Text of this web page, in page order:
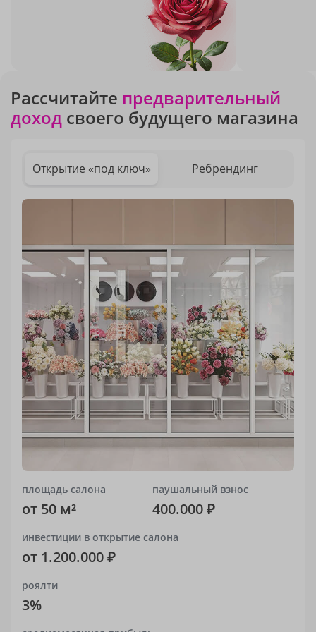
Рассчитайте предварительный
доход своего будущего магазина
Открытие «под ключ» Ребрендинг
площадь салона
от 50 м²
паушальный взнос
400.000 ₽
инвестиции в открытие салона
от 1.200.000 ₽
роялти
3%